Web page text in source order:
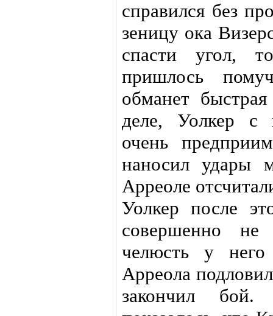
справился без
зеницу ока
спасти угол,
пришлось
обманет
деле, Уолкер с
очень
наносил удары
Арреоле
Уолкер после
совершенно
челюсть у него
Арреола
закончил